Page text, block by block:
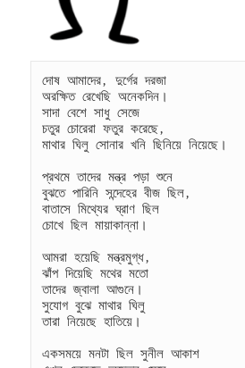
দোষ আমাদের, দুর্গের দরজা
অরক্ষিত রেখেছি অনেকদিন।
সাদা বেশে সাধু সেজে
চতুর চোরেরা ফতুর করেছে,
মাথার ঘিলু সোনার খনি ছিনিয়ে নিয়েছে।
প্রথমে তাদের মন্ত্র পড়া শুনে
বুঝতে পারিনি সন্দেহের বীজ ছিল,
বাতাসে মিথ্যের ঘ্রাণ ছিল
চোখে ছিল মায়াকান্না।
আমরা হয়েছি মন্ত্রমুগ্ধ,
ঝাঁপ দিয়েছি মথের মতো
তাদের জ্বালা আগুনে।
সুযোগ বুঝে মাথার ঘিলু
তারা নিয়েছে হাতিয়ে।
একসময়ে মনটা ছিল সুনীল আকাশ